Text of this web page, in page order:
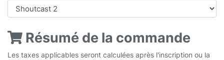
Résumé de la commande
Les taxes applicables seront calculées après l'inscription ou la